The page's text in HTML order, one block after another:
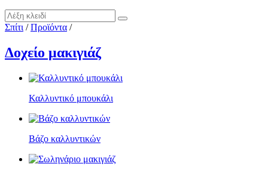
Σπίτι /Προϊόντα /
Δοχείο μακιγιάζ
Καλλυντικό μπουκάλι
Βάζο καλλυντικών